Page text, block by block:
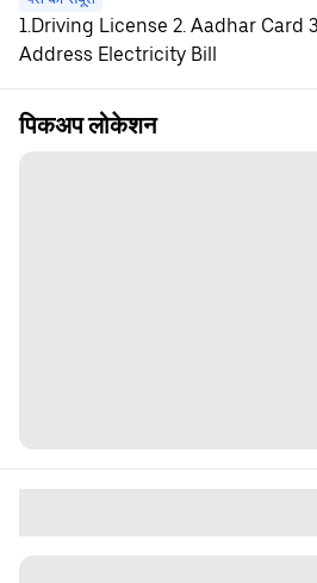
1.Driving License 2. Aadhar Card
Address Electricity Bill
पिकअप लोकेशन